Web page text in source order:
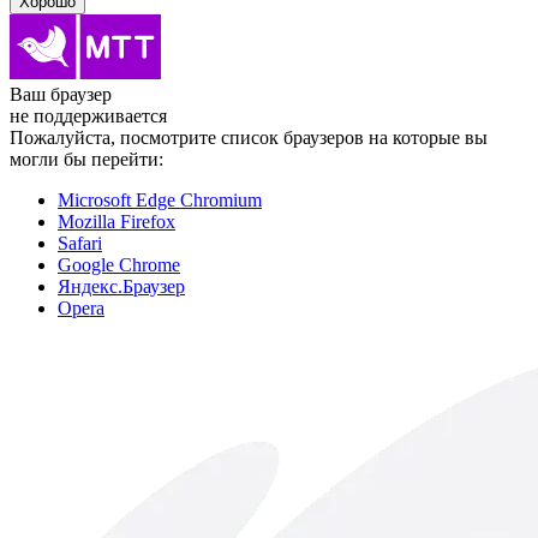
Ваш браузер
не поддерживается
Пожалуйста, посмотрите список браузеров на которые вы
могли бы перейти:
Microsoft Edge Chromium
Mozilla Firefox
Safari
Google Chrome
Яндекс.Браузер
Opera